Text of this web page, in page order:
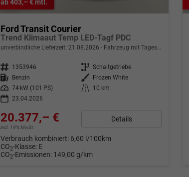
ab 403,– € mtl.
Ford Transit Courier
Trend Klimaaut Temp LED-Tagf PDC
unverbindliche Lieferzeit: 21.08.2026 Fahrzeug mit Tageszulassung
Fahrzeugnr. 1353946 Getriebe Schaltgetriebe
Kraftstoff
Benzin Außenfarbe
Frozen White
Leistung
74 kW (101 PS) Kilometerstand
10 km
23.04.2026
20.377,– €
incl. 19% MwSt.
Details
Verbrauch kombiniert: 6,60 l/100km
CO2-Klasse: E
CO2-Emissionen: 149,00 g/km